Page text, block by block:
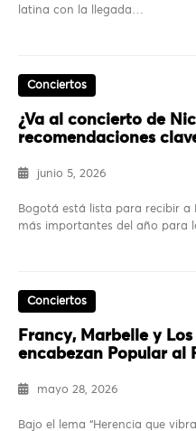
latina con la llegada…
Conciertos
¿Va al concierto de
recomendaciones
junio 5, 2026
Bogotá está lista para recibir a
más importantes del año para
Conciertos
Francy, Marbelle y
encabezan Popular al
mayo 28, 2026
Bajo el lema “Herencia que